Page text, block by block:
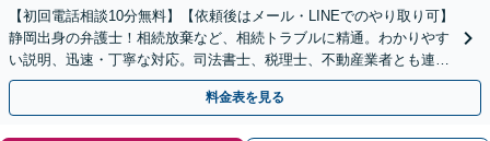
【初回電話相談10分無料】【依頼後はメール・LINEでのやり取り可】
静岡出身の弁護士！相続放棄など、相続トラブルに精通。わかりやす
い説明、迅速・丁寧な対応。司法書士、税理士、不動産業者とも連携
し、遺産相続をトータルサポート【完全個室相談】
料金表を見る